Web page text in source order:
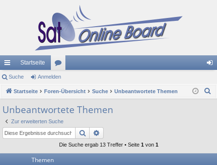
ch
ne
llz
ug
riff
Startseite
or
en m
Suche Anmelden
Startseite Foren-Übersicht Suche Unbeantwortete Themen
Unbeantwortete Themen
Zur erweiterten Suche
Suche
Die Suche ergab 13 Treffer • Seite 1 von 1
Themen